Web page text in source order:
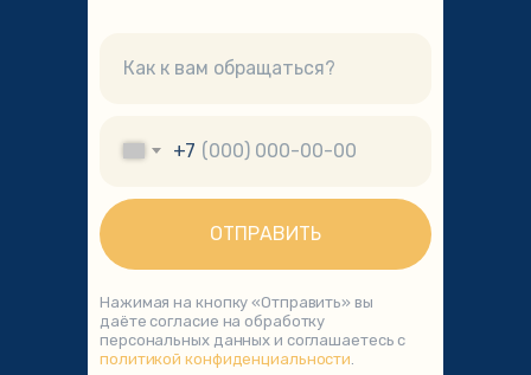
+7
ОТПРАВИТЬ
Нажимая на кнопку «Отправить» вы
даёте согласие на обработку
персональных данных и соглашаетесь с
политикой конфиденциальности